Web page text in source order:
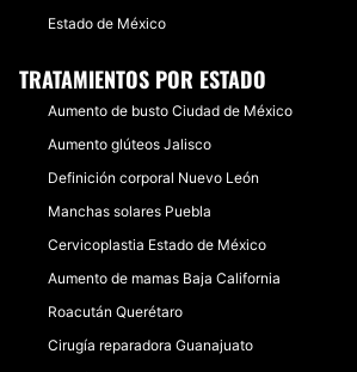
Estado de México
TRATAMIENTOS POR ESTADO
Aumento de busto Ciudad de México
Aumento glúteos Jalisco
Definición corporal Nuevo León
Manchas solares Puebla
Cervicoplastia Estado de México
Aumento de mamas Baja California
Roacután Querétaro
Cirugía reparadora Guanajuato